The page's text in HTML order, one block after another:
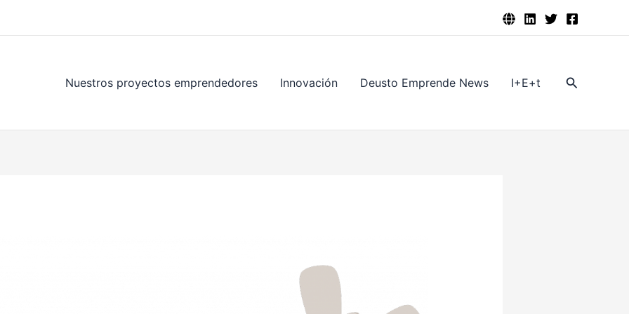
Nuestros proyectos emprendedores Innovación Deusto Emprende News I+E+t Buscar